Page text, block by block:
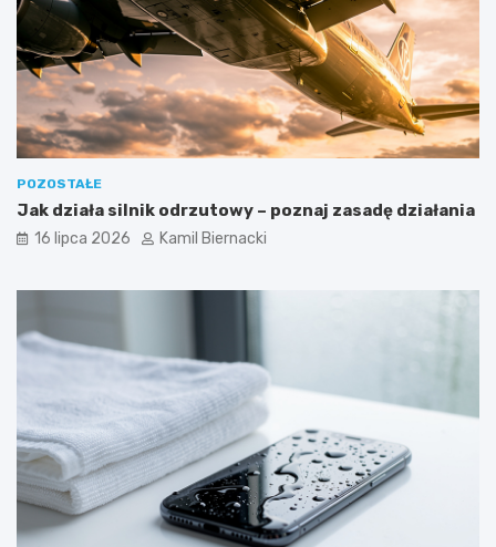
POZOSTAŁE
Jak działa silnik odrzutowy – poznaj zasadę działania
16 lipca 2026 Kamil Biernacki